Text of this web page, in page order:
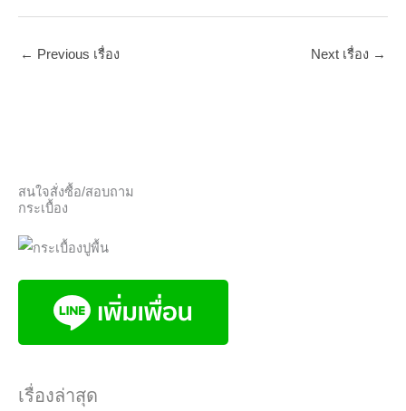
← Previous เรื่อง Next เรื่อง →
สนใจสั่งซื้อ/สอบถาม
กระเบื้อง
เรื่องล่าสุด